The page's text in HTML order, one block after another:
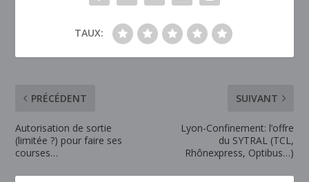
TAUX:
PRÉCÉDENT
Autorisation de sortie
(limitée ?) pour faire ses
courses…
SUIVANT
Lyon-Confinement: l’offre
du SYTRAL (TCL,
Rhônexpress, Optibus…)